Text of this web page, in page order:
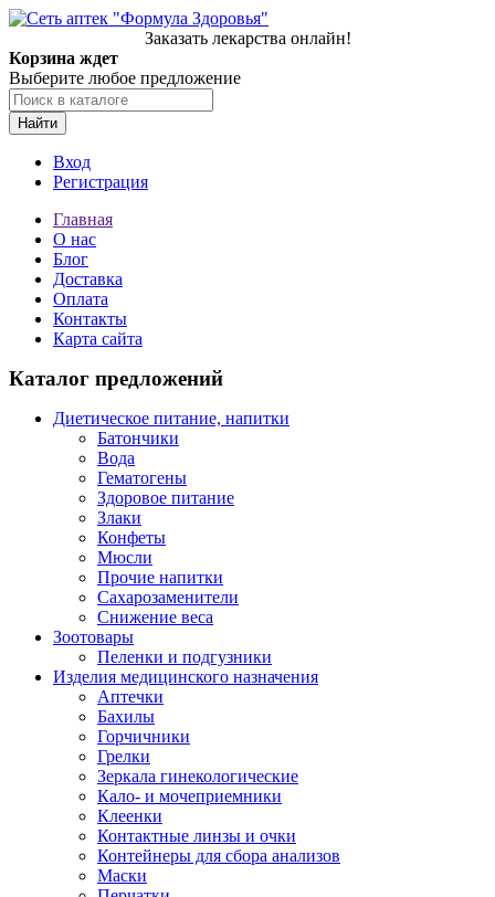
Заказать лекарства онлайн!
Корзина ждет
Выберите любое предложение
Найти
Вход
Регистрация
Главная
О нас
Блог
Доставка
Оплата
Контакты
Карта сайта
Каталог предложений
Диетическое питание, напитки
Батончики
Вода
Гематогены
Здоровое питание
Злаки
Конфеты
Мюсли
Прочие напитки
Сахарозаменители
Снижение веса
Зоотовары
Пеленки и подгузники
Изделия медицинского назначения
Аптечки
Бахилы
Горчичники
Грелки
Зеркала гинекологические
Кало- и мочеприемники
Клеенки
Контактные линзы и очки
Контейнеры для сбора анализов
Маски